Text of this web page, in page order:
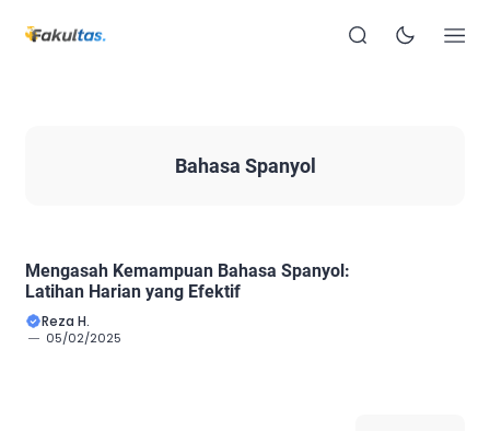
Bahasa Spanyol
Mengasah Kemampuan Bahasa Spanyol:
Latihan Harian yang Efektif
Reza H.
05/02/2025